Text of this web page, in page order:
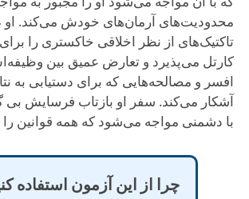
محدودیت‌های آرمان‌های خودش می‌کند. او
تاکتیک‌های از نظر اخلاقی خاکستری را
کارتل می‌پذیرد و تعارض عمیق بین
افسر و مصالحه‌هایی که برای دستیابی به
آشکار می‌کند. سفر او بازتاب فرسایش
با دشمنی مواجه می‌شود که همه قوانین را
چرا از این آزمون استفاده